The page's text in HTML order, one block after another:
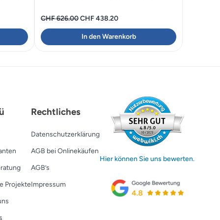
CHF626.00Ursprünglicher
Preis
war:
CHF438.20Aktueller
Preis
ist:
In den Warenkorb
Projekte
Rechtliches
Datenschutzerklärung
AGB bei Onlinekäufen
AGB’s
Impressum
Hier können Sie uns bewerten.